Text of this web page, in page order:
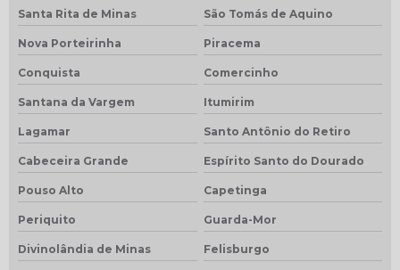
Santa Rita de Minas São Tomás de Aquino
Nova Porteirinha Piracema
Conquista Comercinho
Santana da Vargem Itumirim
Lagamar Santo Antônio do Retiro
Cabeceira Grande Espírito Santo do Dourado
Pouso Alto Capetinga
Periquito Guarda-Mor
Divinolândia de Minas Felisburgo